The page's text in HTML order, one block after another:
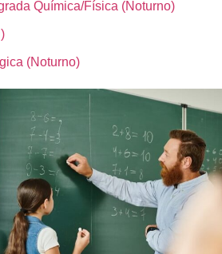
Química/Física (Noturno)
(Noturno)